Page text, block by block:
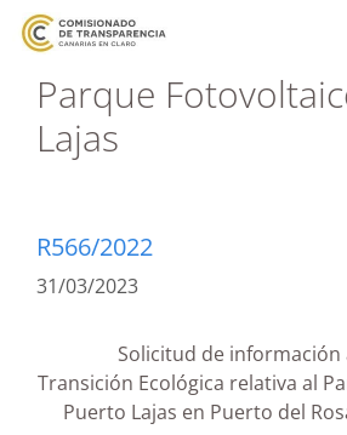
Parque
Lajas
R566/2022
31/03/2023
Solicitud de información
Transición Ecológica relativa al
Puerto Lajas en Puerto del